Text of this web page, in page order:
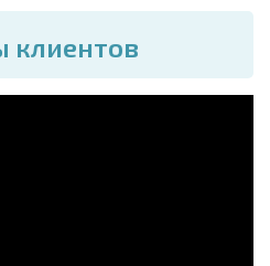
клиентов